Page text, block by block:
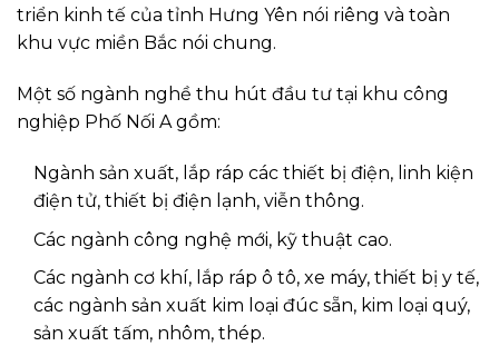
triển kinh tế của tỉnh Hưng Yên nói riêng và toàn
khu vực miền Bắc nói chung.
Một số ngành nghề thu hút đầu tư tại khu công
nghiệp Phố Nối A gồm:
Ngành sản xuất, lắp ráp các thiết bị điện, linh kiện
điện tử, thiết bị điện lạnh, viễn thông.
Các ngành công nghệ mới, kỹ thuật cao.
Các ngành cơ khí, lắp ráp ô tô, xe máy, thiết bị y tế,
các ngành sản xuất kim loại đúc sẵn, kim loại quý,
sản xuất tấm, nhôm, thép.